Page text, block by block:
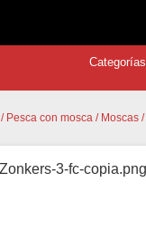
Categorías
/ Pesca con mosca / Moscas /